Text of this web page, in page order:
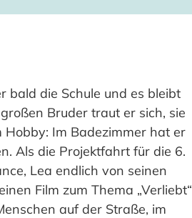
bald die Schule und es bleibt
Bruder traut er sich, sie
Hobby: Im Badezimmer hat er
Als die Projektfahrt für die 6.
Lea endlich von seinen
Film zum Thema „Verliebt“
auf der Straße, im